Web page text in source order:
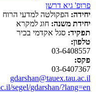
פרופ' גיא דרשן
יחידה: הפקולטה למדעי הרוח
יחידת משנה: חוג למקרא
תפקיד: סגל אקדמי בכיר
טלפון:
03-6408557
פקס:
03-6407367
gdarshan@tauex.tau.ac.il
segel/gdarshan/?lang=en